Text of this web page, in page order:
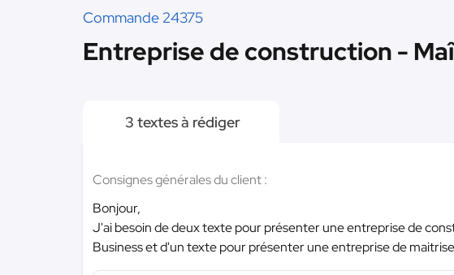
Commande 24375
Entreprise de construction -
3 textes à rédiger
Consignes générales du client :
Bonjour,
J'ai besoin de deux texte pour présenter une entreprise de
Business et d'un texte pour présenter une entreprise de